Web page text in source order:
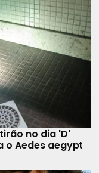
no dia 'D'
o Aedes aegypt